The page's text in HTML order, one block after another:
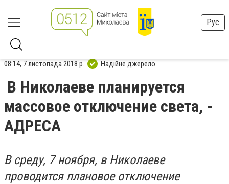
Рус
08:14, 7 листопада 2018 р. Надійне джерело
В Николаеве планируется
массовое отключение света, -
АДРЕСА
В среду, 7 ноября, в Николаеве
проводится плановое отключение